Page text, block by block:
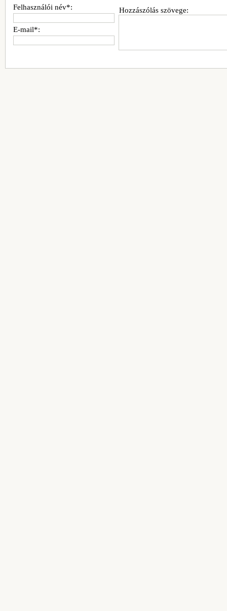
Hozzászólás szövege:
Felhasználói név*:
E-mail*: